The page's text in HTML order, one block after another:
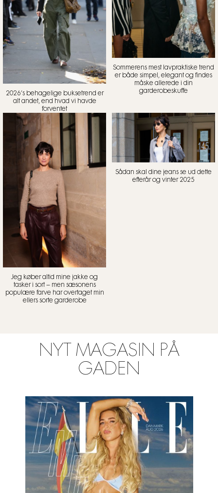
2026’s behagelige buksetrend er
alt andet, end hvad vi havde
forventet
Sommerens mest lavpraktiske trend
er både simpel, elegant og findes
måske allerede i din
garderobeskuffe
Jeg køber altid mine jakke og
tasker i sort – men sæsonens
populære farve har overtaget min
ellers sorte garderobe
Sådan skal dine jeans se ud dette
efterår og vinter 2025
NYT MAGASIN PÅ
GADEN